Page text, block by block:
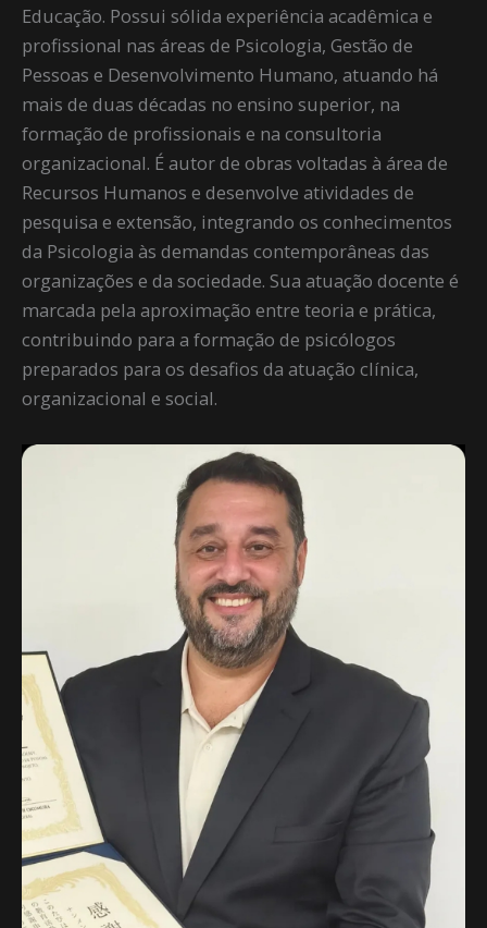
Educação. Possui sólida experiência acadêmica e
profissional nas áreas de Psicologia, Gestão de
Pessoas e Desenvolvimento Humano, atuando há
mais de duas décadas no ensino superior, na
formação de profissionais e na consultoria
organizacional. É autor de obras voltadas à área de
Recursos Humanos e desenvolve atividades de
pesquisa e extensão, integrando os conhecimentos
da Psicologia às demandas contemporâneas das
organizações e da sociedade. Sua atuação docente é
marcada pela aproximação entre teoria e prática,
contribuindo para a formação de psicólogos
preparados para os desafios da atuação clínica,
organizacional e social.